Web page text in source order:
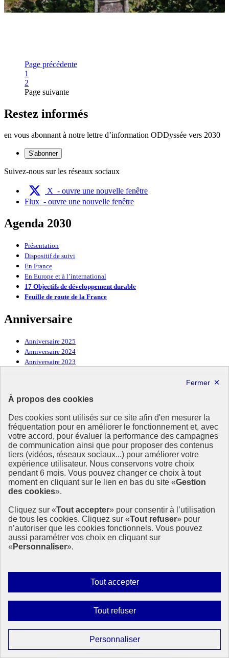
À propos des cookies
Des cookies sont utilisés sur ce site afin d'en mesurer la
fréquentation pour en améliorer le fonctionnement et, avec
votre accord, pour évaluer la performance des campagnes
de communication ainsi que pour proposer des contenus
tiers (vidéos, réseaux sociaux...) pour améliorer votre
expérience utilisateur. Nous conservons votre choix
pendant 6 mois. Vous pouvez changer ce choix à tout
moment en cliquant sur le lien en bas du site «Gestion
des cookies».
Cliquez sur «Tout accepter» pour consentir à l’utilisation
de tous les cookies. Cliquez sur «Tout refuser» pour
n’autoriser que les cookies fonctionnels. Vous pouvez
aussi paramétrer vos choix en cliquant sur
« Personnaliser».
Tout accepterAutoriser
tous
Tout refuserInterdire
tous
PersonnaliserParamétrer
les
Page précédente
Page
1
Page
2
Page suivante
Restez informés
en vous abonnant à notre lettre d’information ODDyssée vers 2030
S'abonner
Suivez-nous sur les réseaux sociaux
X - ouvre une nouvelle fenêtre
Flux - ouvre une nouvelle fenêtre
Agenda 2030
Présentation
Dispositif de suivi
En France
En Europe et à l’international
17 Objectifs de développement durable
Feuille de route de la France
Anniversaire
Anniversaire 2025
Anniversaire 2024
Anniversaire 2023
Anniversaire 2019
À la une
Actualités à la Une
Événements à la Une
Mobiliser pour le développement durable
Forum politique de haut niveau
Lettre d’information ODDyssée vers 2030
Ressources
Ressources
La Méth’ODD
Ce site propose l’information de référence concernant l’Agenda
2030 et la feuille de route de la France. Il valorise la mobilisation de
- ouvre une nouvelle fenêtre
service-public.fr- ouvre une nouvelle fenêtre
legifrance.gouv.fr- ouvre une nouvelle fenêtre
- ouvre une nouvelle fenêtre